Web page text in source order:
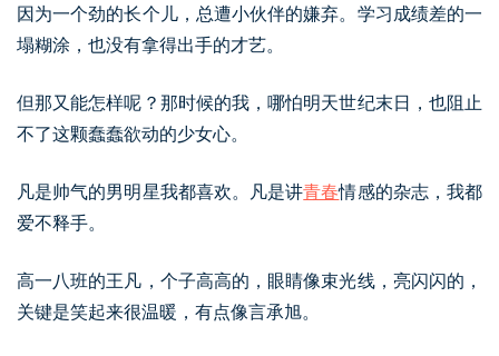
因为一个劲的长个儿，总遭小伙伴的嫌弃。学习成绩差的一
塌糊涂，也没有拿得出手的才艺。
但那又能怎样呢？那时候的我，哪怕明天世纪末日，也阻止
不了这颗蠢蠢欲动的少女心。
凡是帅气的男明星我都喜欢。凡是讲青春情感的杂志，我都
爱不释手。
高一八班的王凡，个子高高的，眼睛像束光线，亮闪闪的，
关键是笑起来很温暖，有点像言承旭。